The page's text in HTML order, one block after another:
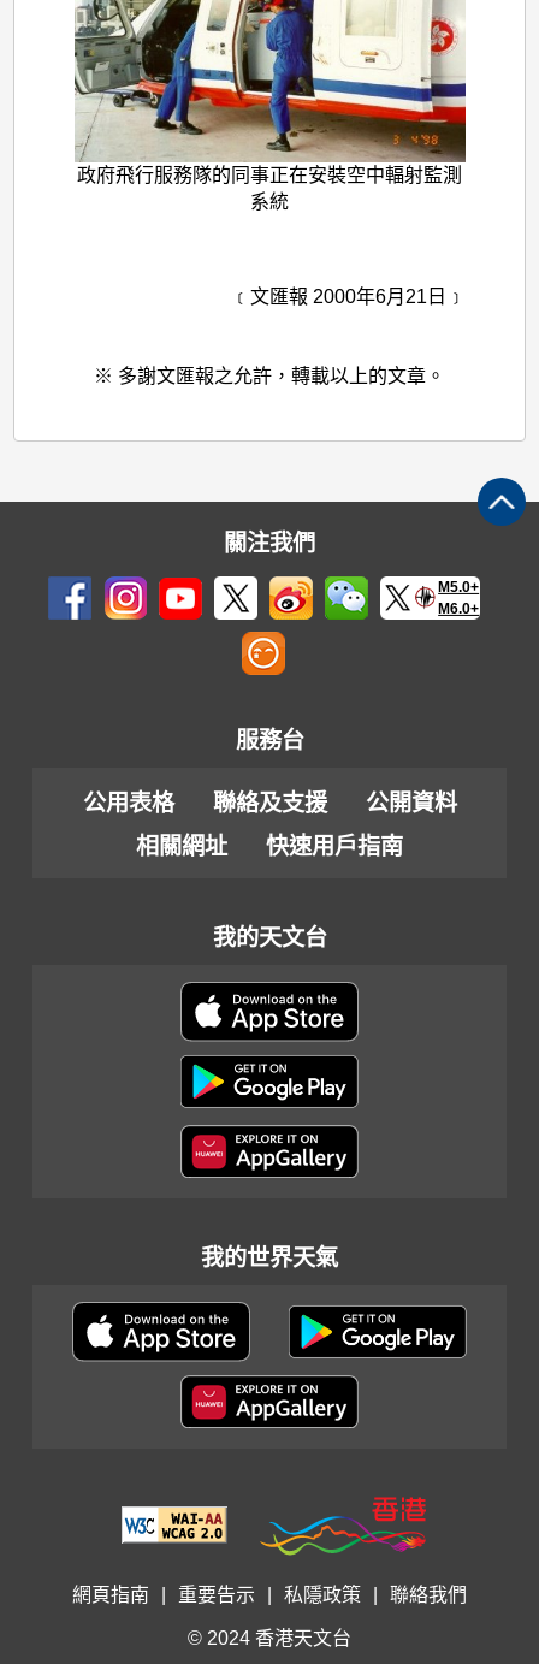
政府飛行服務隊的同事正在安裝空中輻射監測
系統
﹝文匯報 2000年6月21日﹞
※ 多謝文匯報之允許，轉載以上的文章。
關注我們
M5.0+
M6.0+
服務台
公用表格 聯絡及支援
公開資料
相關網址
快速用戶指南
我的天文台
我的世界天氣
網頁指南 重要告示 私隱政策 聯絡我們
© 2024 香港天文台